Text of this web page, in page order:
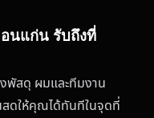
นแก่น รับถึงที่
งพัสดุ ผมและทีมงาน
สดให้คุณได้ทันทีในจุดที่